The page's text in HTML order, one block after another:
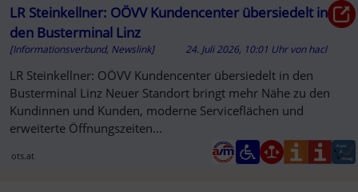
LR Steinkellner: OÖVV Kundencenter übersiedelt in
den Busterminal Linz
[Informationsverbund, Newslink] 24. Juli 2026, 10:01 Uhr vonhacl
LR Steinkellner: OÖVV Kundencenter übersiedelt in den
Busterminal Linz Neuer Standort bringt mehr Nähe zu den
Kundinnen und Kunden, moderne Serviceflächen und
erweiterte Öffnungszeiten...
ots.at